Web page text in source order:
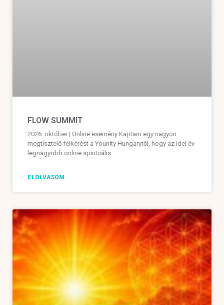
FLOW SUMMIT
2026. október | Online esemény Kaptam egy nagyon
megtisztelő felkérést a Younity Hungarytől, hogy az idei év
legnagyobb online spirituális
ELOLVASOM